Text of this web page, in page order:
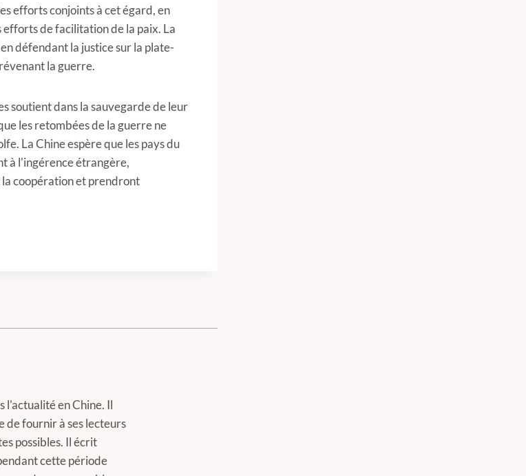
efforts conjoints à cet égard, en
de facilitation de la paix. La
défendant la justice sur la plate-
la guerre.
soutient dans la sauvegarde de leur
les retombées de la guerre ne
La Chine espère que les pays du
à l'ingérence étrangère,
coopération et prendront
l'actualité en Chine. Il
de fournir à ses lecteurs
possibles. Il écrit
cette période